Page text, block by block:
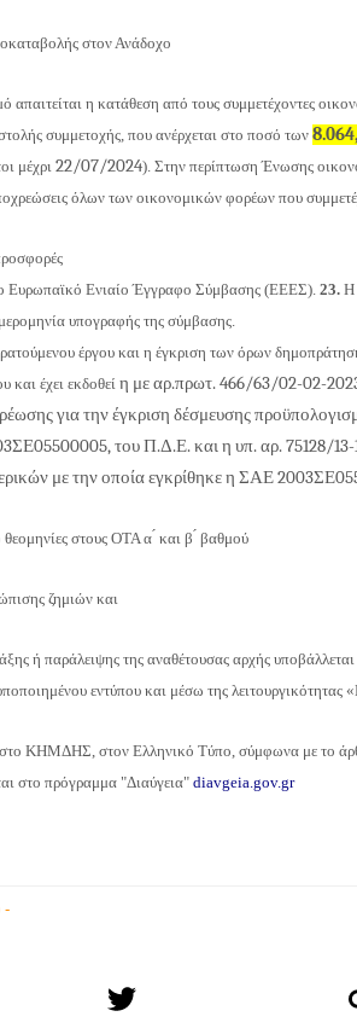
στον Ανάδοχο
απαιτείται η κατάθεση από τους συμμετέχοντες
συμμετοχής, που ανέρχεται στο ποσό των
μέχρι22/07/2024). Στην περίπτωση Ένωσης
όλων των οικονομικών φορέων που
Ευρωπαϊκό Ενιαίο Έγγραφο Σύμβασης (ΕΕΕΣ).23.Η
υπογραφής της σύμβασης.
έργου και η έγκριση των όρων
και έχει εκδοθείη με αρ.πρωτ.466/63/02-02-
για την έγκριση δέσμευσης
ΣΕ05500005, του Π.Δ.Ε. και η υπ. αρ.75128/
με την οποία εγκρίθηκε η ΣΑΕ2003ΣΕ
στους ΟΤΑ α ́ και β ́ βαθμού
ζημιών και
ή παράλειψης της αναθέτουσας αρχής
εντύπου και μέσω της λειτουργικότητας
ΚΗΜΔΗΣ, στον Ελληνικό Τύπο, σύμφωνα με το
στο πρόγραμμα "Διαύγεια"diavgeia.gov.gr
-